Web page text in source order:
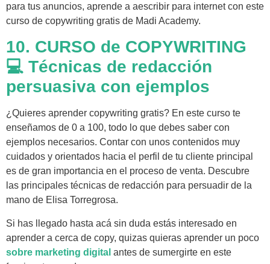
para tus anuncios, aprende a aescribir para internet con este
curso de copywriting gratis de Madi Academy.
10. CURSO de COPYWRITING
💻 Técnicas de redacción
persuasiva con ejemplos
¿Quieres aprender copywriting gratis? En este curso te
enseñamos de 0 a 100, todo lo que debes saber con
ejemplos necesarios. Contar con unos contenidos muy
cuidados y orientados hacia el perfil de tu cliente principal
es de gran importancia en el proceso de venta. Descubre
las principales técnicas de redacción para persuadir de la
mano de Elisa Torregrosa.
Si has llegado hasta acá sin duda estás interesado en
aprender a cerca de copy, quizas quieras aprender un poco
sobre marketing digital antes de sumergirte en este